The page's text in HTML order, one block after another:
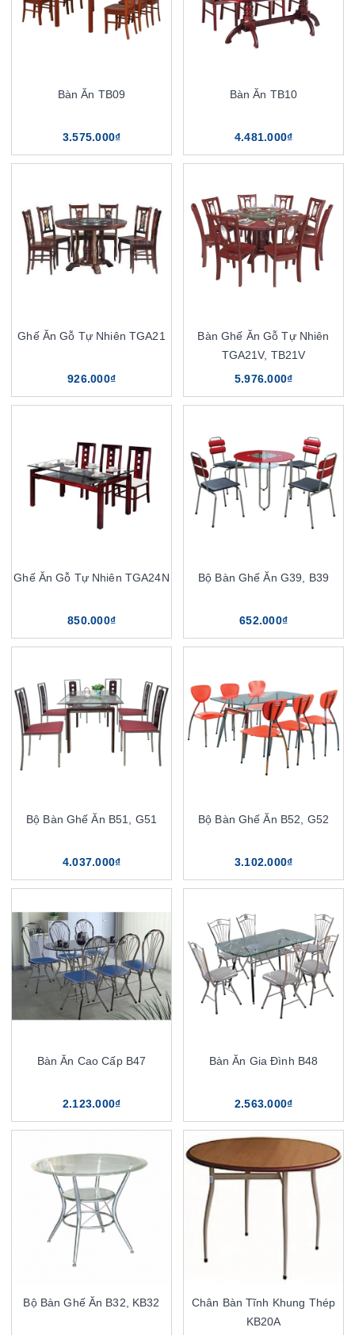
Bàn Ăn TB09
3.575.000₫
Bàn Ăn TB10
4.481.000₫
Ghế Ăn Gỗ Tự Nhiên TGA21
926.000₫
Bàn Ghế Ăn Gỗ Tự Nhiên
TGA21V, TB21V
5.976.000₫
Ghế Ăn Gỗ Tự Nhiên TGA24N
850.000₫
Bộ Bàn Ghế Ăn G39, B39
652.000₫
Bộ Bàn Ghế Ăn B51, G51
4.037.000₫
Bộ Bàn Ghế Ăn B52, G52
3.102.000₫
Bàn Ăn Cao Cấp B47
2.123.000₫
Bàn Ăn Gia Đình B48
2.563.000₫
Bộ Bàn Ghế Ăn B32, KB32
Chân Bàn Tĩnh Khung Thép
KB20A